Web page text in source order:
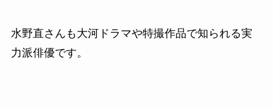
水野直さんも大河ドラマや特撮作品で知られる実
力派俳優です。